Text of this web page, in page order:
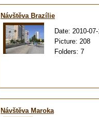
Návštěva Brazílie
Date: 2010-
Picture: 208
Folders: 7
Návštěva Maroka